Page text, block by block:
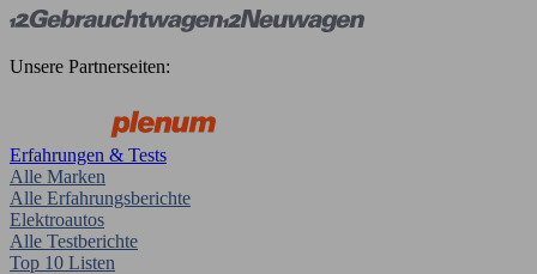
Unsere Partnerseiten:
Erfahrungen & Tests
Alle Marken
Alle Erfahrungsberichte
Elektroautos
Alle Testberichte
Top 10 Listen